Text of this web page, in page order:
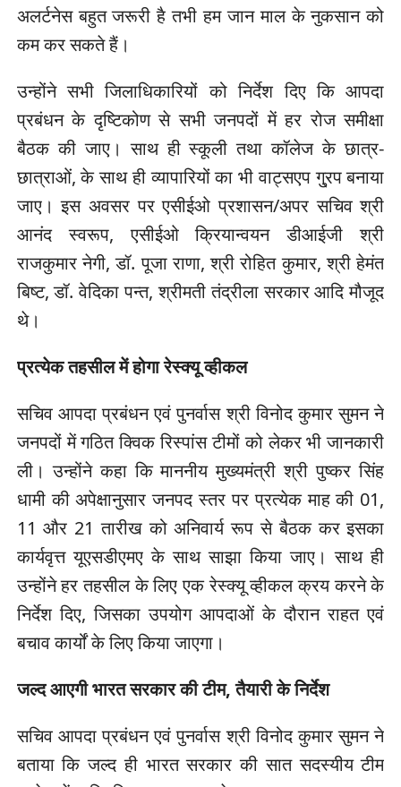
अलर्टनेस बहुत जरूरी है तभी हम जान माल के नुकसान को
कम कर सकते हैं।
उन्होंने सभी जिलाधिकारियों को निर्देश दिए कि आपदा
प्रबंधन के दृष्टिकोण से सभी जनपदों में हर रोज समीक्षा
बैठक की जाए। साथ ही स्कूली तथा कॉलेज के छात्र-
छात्राओं, के साथ ही व्यापारियों का भी वाट्सएप गु्रप बनाया
जाए। इस अवसर पर एसीईओ प्रशासन/अपर सचिव श्री
आनंद स्वरूप, एसीईओ क्रियान्वयन डीआईजी श्री
राजकुमार नेगी, डॉ. पूजा राणा, श्री रोहित कुमार, श्री हेमंत
बिष्ट, डॉ. वेदिका पन्त, श्रीमती तंद्रीला सरकार आदि मौजूद
थे।
प्रत्येक तहसील में होगा रेस्क्यू व्हीकल
सचिव आपदा प्रबंधन एवं पुनर्वास श्री विनोद कुमार सुमन ने
जनपदों में गठित क्विक रिस्पांस टीमों को लेकर भी जानकारी
ली। उन्होंने कहा कि माननीय मुख्यमंत्री श्री पुष्कर सिंह
धामी की अपेक्षानुसार जनपद स्तर पर प्रत्येक माह की 01,
11 और 21 तारीख को अनिवार्य रूप से बैठक कर इसका
कार्यवृत्त यूएसडीएमए के साथ साझा किया जाए। साथ ही
उन्होंने हर तहसील के लिए एक रेस्क्यू व्हीकल क्रय करने के
निर्देश दिए, जिसका उपयोग आपदाओं के दौरान राहत एवं
बचाव कार्यों के लिए किया जाएगा।
जल्द आएगी भारत सरकार की टीम, तैयारी के निर्देश
सचिव आपदा प्रबंधन एवं पुनर्वास श्री विनोद कुमार सुमन ने
बताया कि जल्द ही भारत सरकार की सात सदस्यीय टीम